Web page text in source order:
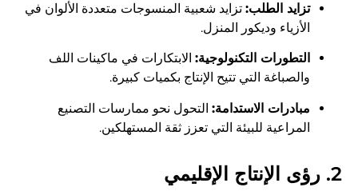
تزايد الطلب: تزايد شعبية المنسوجات متعددة الألوان في
الأزياء وديكور المنزل.
التطورات التكنولوجية: الابتكارات في ماكينات اللف
والصباغة التي تتيح الإنتاج بكميات كبيرة.
مبادرات الاستدامة: التحول نحو ممارسات التصنيع
المراعية للبيئة التي تعزز ثقة المستهلكين.
2. رؤى الإنتاج الإقليمي